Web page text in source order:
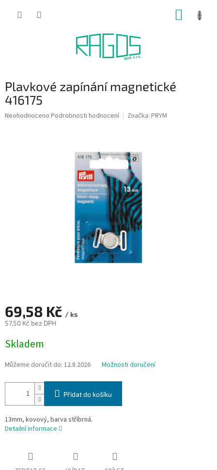
Plavkové zapínání magnetické
416175
Průměrné
Neohodnoceno Podrobnosti hodnocení Značka: PRYM
69,58 Kč / ks
57,50 Kč bez DPH
cena:
Skladem
Můžeme doručit do: 12.8.2026 Možnosti doručení
Přidat do košíku
13mm, kovový, barva stříbrná.
Detailní informace